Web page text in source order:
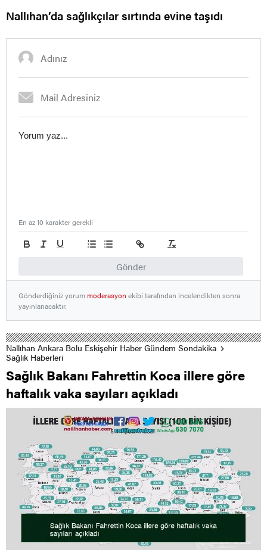
Nallıhan’da sağlıkçılar sırtında evine taşıdı
Gönder
En az 10 karakter gerekli
Gönderdiğiniz yorummoderasyon ekibi tarafından incelendikten sonra
yayınlanacaktır.
Nallıhan Ankara Bolu Eskişehir Haber Gündem Sondakika
Sağlık Haberleri
Sağlık Bakanı Fahrettin Koca illere göre
haftalık vaka sayıları açıkladı